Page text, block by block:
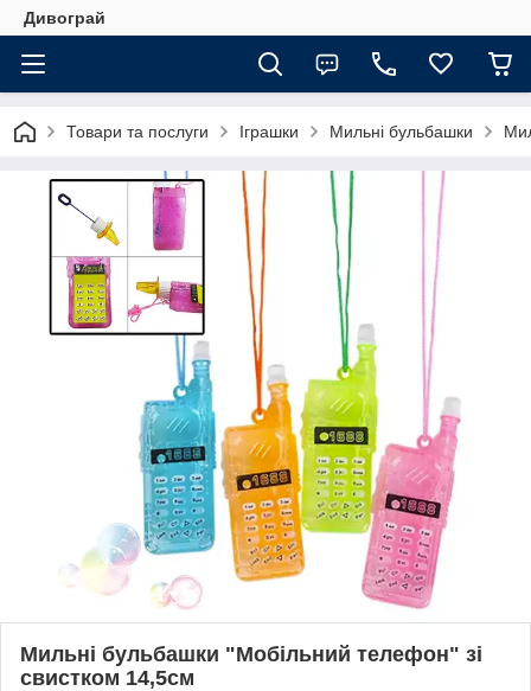
Дивограй
Товари та послуги Іграшки Мильні бульбашки
Мильні бульбашки "Мобільний телефон" зі
свистком 14,5см